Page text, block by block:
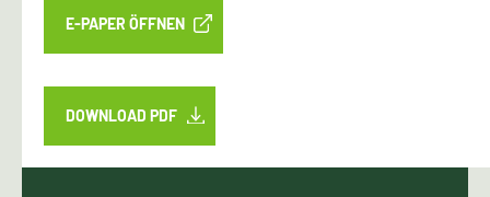
E-PAPER ÖFFNEN
DOWNLOAD PDF